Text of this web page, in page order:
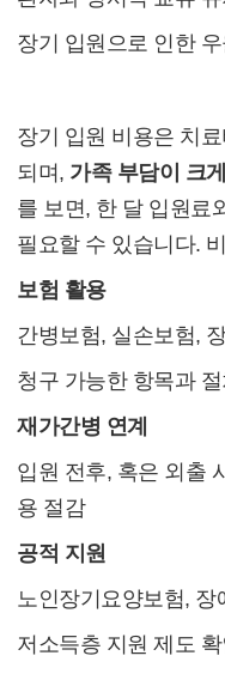
장기 입원으로 인한
장기 입원 비용은 치
되며, 가족 부담이 크
를 보면, 한 달 입원료
필요할 수 있습니다.
보험 활용
간병보험, 실손보험,
청구 가능한 항목과
재가간병 연계
입원 전후, 혹은 외출
용 절감
공적 지원
노인장기요양보험,
저소득층 지원 제도 확